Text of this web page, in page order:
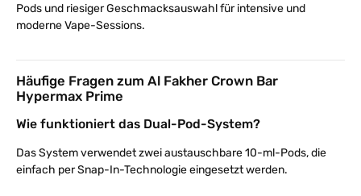
Pods und riesiger Geschmacksauswahl für intensive und
moderne Vape-Sessions.
Häufige Fragen zum Al Fakher Crown Bar
Hypermax Prime
Wie funktioniert das Dual-Pod-System?
Das System verwendet zwei austauschbare 10-ml-Pods, die
einfach per Snap-In-Technologie eingesetzt werden.